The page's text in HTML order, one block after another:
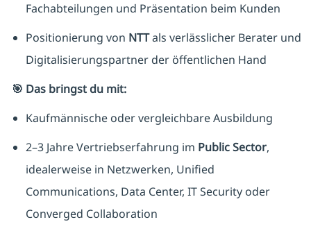
Fachabteilungen und Präsentation beim Kunden
Positionierung von NTTals verlässlicher Berater und
Digitalisierungspartner der öffentlichen Hand
🎯 Das bringst du mit:
Kaufmännische oder vergleichbare Ausbildung
2–3 Jahre Vertriebserfahrung im Public Sector,
idealerweise in Netzwerken, Unified
Communications, Data Center, IT Security oder
Converged Collaboration